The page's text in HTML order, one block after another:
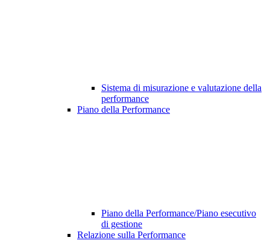
Sistema di misurazione e valutazione della
performance
Piano della Performance
Piano della Performance/Piano esecutivo
di gestione
Relazione sulla Performance